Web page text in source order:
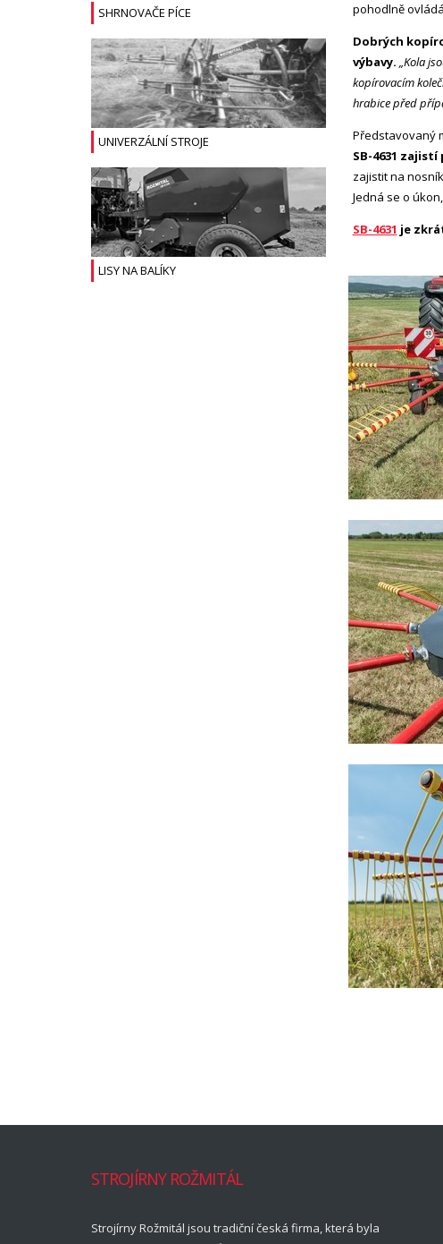
pohodlně
Dobrých
výbavy. „Kola
kopírovacím
hrabice před
Představovaný
SB-4631
zajistit na
Jedná se o
SB-4631 je
SHRNOVAČE PÍCE
UNIVERZÁLNÍ STROJE
LISY NA BALÍKY
STROJÍRNY ROŽMITÁL
Strojírny Rožmitál jsou tradiční česká firma, která byla